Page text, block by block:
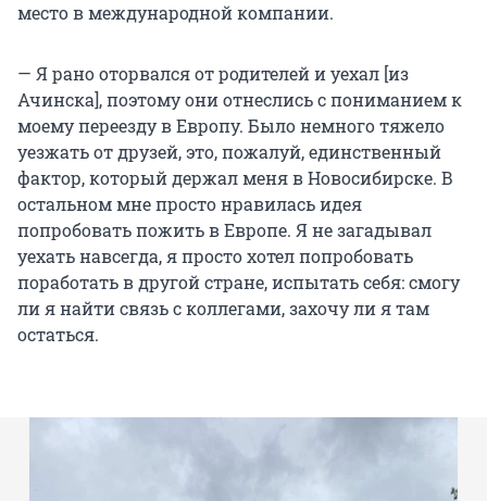
место в международной компании.
— Я рано оторвался от родителей и уехал [из
Ачинска], поэтому они отнеслись с пониманием к
моему переезду в Европу. Было немного тяжело
уезжать от друзей, это, пожалуй, единственный
фактор, который держал меня в Новосибирске. В
остальном мне просто нравилась идея
попробовать пожить в Европе. Я не загадывал
уехать навсегда, я просто хотел попробовать
поработать в другой стране, испытать себя: смогу
ли я найти связь с коллегами, захочу ли я там
остаться.